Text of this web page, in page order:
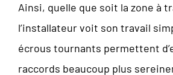
Ainsi, quelle que soit la zone à
l’installateur voit son travail
écrous tournants permettent
raccords beaucoup plus